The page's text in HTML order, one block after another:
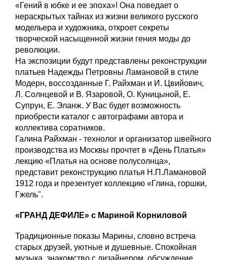
«Гений в юбке и ее эпоха»! Она поведает о
нераскрытых тайнах из жизни великого русского
модельера и художника, откроет секреты
творческой насыщенной жизни гения моды до
революции.
На экспозиции будут представлены реконструкции
платьев Надежды Петровны Ламановой в стиле
Модерн, воссозданные Г. Райхман и И. Цвийович,
Л. Солнцевой и В. Язаровой, О. Куницыной, Е.
Супрун, Е. Эланж. У Вас будет возможность
приобрести каталог с автографами автора и
коллектива соратников.
Галина Райхман - технолог и организатор швейного
производства из Москвы прочтет в «День Платья»
лекцию «Платья на основе полусолнца»,
представит реконструкцию платья Н.П.Ламановой
1912 года и презентует коллекцию «Глина, горшки,
Гжель".
«ГРАНД ДЕФИЛЕ» с Мариной Корниловой
Традиционные показы Марины, словно встреча
старых друзей, уютные и душевные. Спокойная
музыка, знакомство с дизайнером, обсуждение